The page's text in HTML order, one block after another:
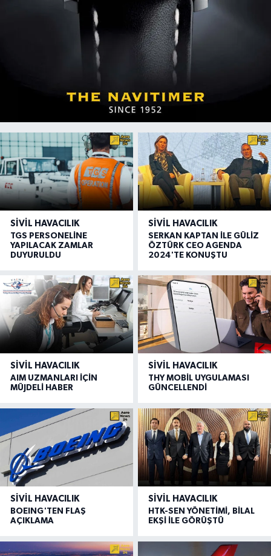
SIVIL HAVACILIK
TGS PERSONELİNE
YAPILACAK ZAMLAR
DUYURULDU
SIVIL HAVACILIK
SERKAN KAPTAN İLE GÜLİZ
ÖZTÜRK CEO AGENDA
2024'TE KONUŞTU
SIVIL HAVACILIK
AIM UZMANLARI İÇİN
MÜJDELİ HABER
SIVIL HAVACILIK
THY MOBİL UYGULAMASI
GÜNCELLENDİ
SIVIL HAVACILIK
BOEING'TEN FLAŞ
AÇIKLAMA
SIVIL HAVACILIK
HTK-SEN YÖNETİMİ, BİLAL
EKŞİ İLE GÖRÜŞTÜ